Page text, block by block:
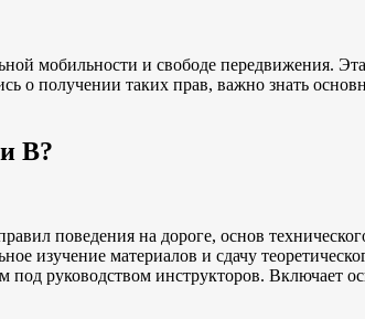
мобильности и свободе передвижения.
о получении таких прав, важно знать
B?
поведения на дороге, основ
изучение материалов и сдачу
руководством инструкторов. Включает